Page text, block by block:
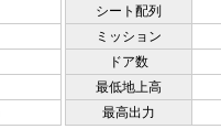
シート配列
ミッション
ドア数
最低地上高
最高出力